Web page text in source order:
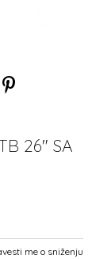
26" SA
me o sniženju